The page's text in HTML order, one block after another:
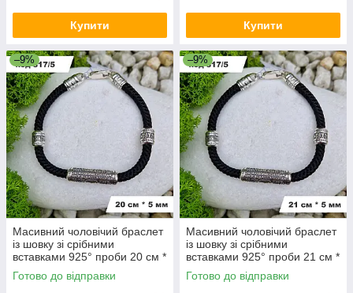
Купити Купити
–9%
Масивний чоловічий браслет
із шовку зі срібними
вставками 925° проби 20 см *
5 мм
Готово до відправки
–9%
Масивний чоловічий браслет
із шовку зі срібними
вставками 925° проби 21 см *
5 мм
Готово до відправки